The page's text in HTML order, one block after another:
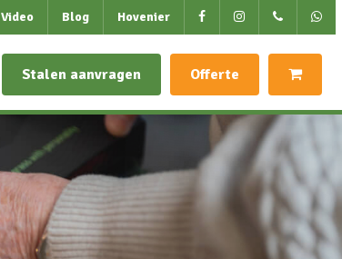
Video Blog Hovenier
Stalen aanvragen Offerte